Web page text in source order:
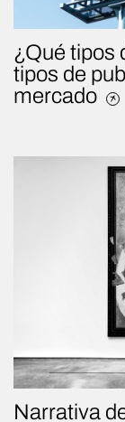
¿Qué tipos
tipos de
mercado
Narrativa